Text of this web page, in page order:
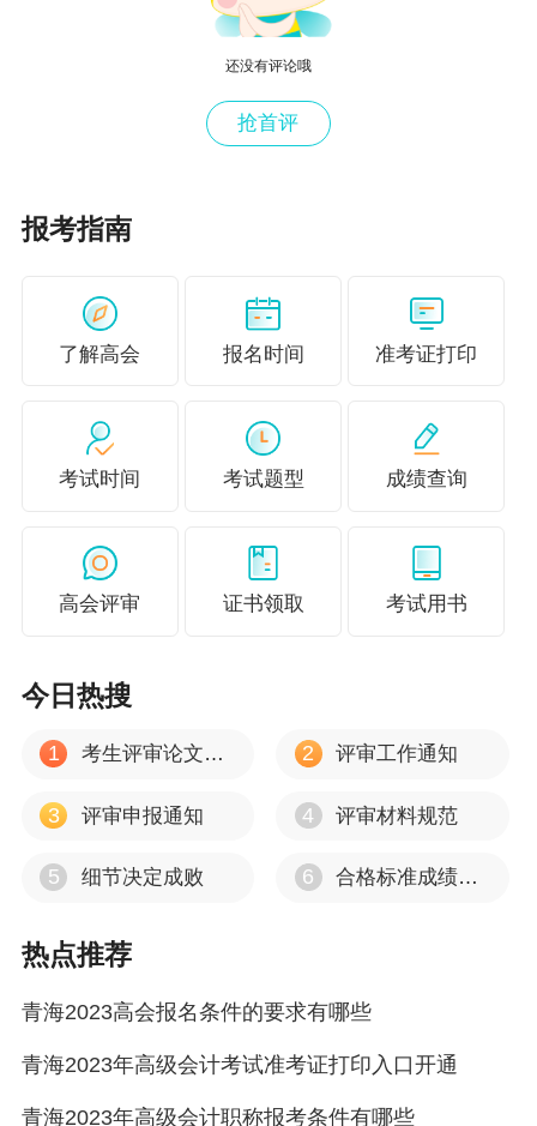
还没有评论哦
抢首评
报考指南
了解高会 报名时间 准考证打印
考试时间 考试题型 成绩查询
高会评审 证书领取 考试用书
今日热搜
1 考生评审论文建议 2 评审工作通知
3 评审申报通知 4 评审材料规范
5 细节决定成败 6 合格标准成绩有效期
热点推荐
青海2023高会报名条件的要求有哪些
青海2023年高级会计考试准考证打印入口开通
青海2023年高级会计职称报考条件有哪些